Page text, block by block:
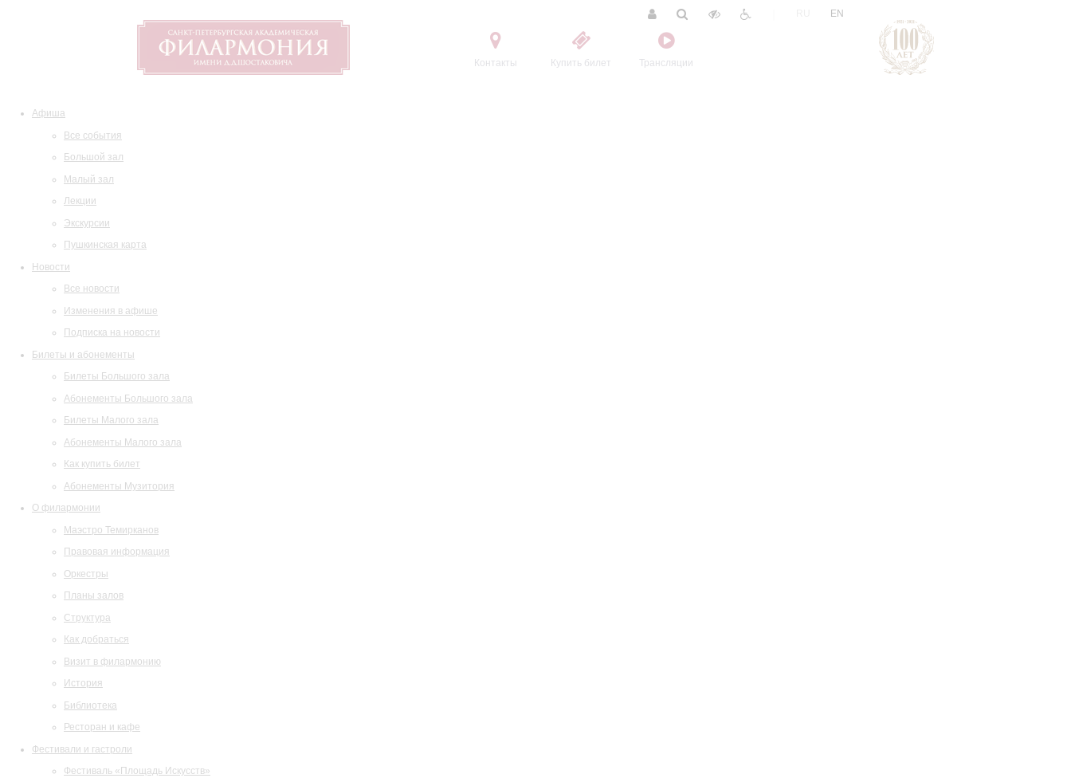
Контакты Купить билет Трансляции
EN
Афиша
Все события
Большой зал
Малый зал
Лекции
Экскурсии
Пушкинская карта
Новости
Все новости
Изменения в афише
Подписка на новости
Билеты и абонементы
Билеты Большого зала
Абонементы Большого зала
Билеты Малого зала
Абонементы Малого зала
Как купить билет
Абонементы Музитория
О филармонии
Маэстро Темирканов
Правовая информация
Оркестры
Планы залов
Структура
Как добраться
Визит в филармонию
История
Библиотека
Ресторан и кафе
Фестивали и гастроли
Фестиваль «Площадь Искусств»